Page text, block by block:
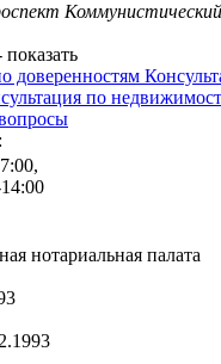
доверенностям
по
нотариальная палата